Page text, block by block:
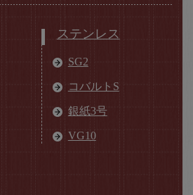
ステンレス
SG2
コバルトS
銀紙3号
VG10